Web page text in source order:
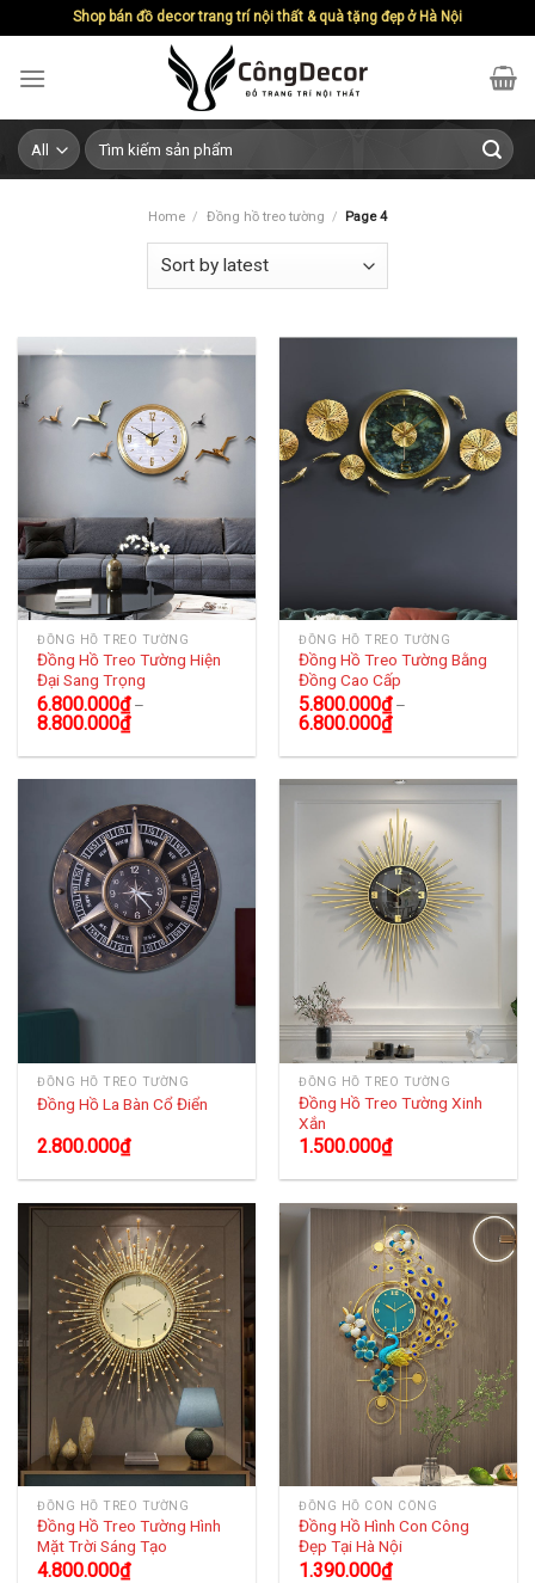
content
Shop bán đồ decor trang trí nội thất & quà tặng đẹp ở Hà Nội
Search
for:
Home / Đồng hồ treo tường / Page 4
ĐỒNG HỒ TREO TƯỜNG
Đồng Hồ Treo Tường Hiện
Đại Sang Trọng
6.800.000₫–
8.800.000₫
ĐỒNG HỒ TREO TƯỜNG
Đồng Hồ Treo Tường Bằng
Đồng Cao Cấp
5.800.000₫–
6.800.000₫
ĐỒNG HỒ TREO TƯỜNG
Đồng Hồ La Bàn Cổ Điển
2.800.000₫
ĐỒNG HỒ TREO TƯỜNG
Đồng Hồ Treo Tường Xinh
Xắn
1.500.000₫
ĐỒNG HỒ TREO TƯỜNG
Đồng Hồ Treo Tường Hình
Mặt Trời Sáng Tạo
4.800.000₫
ĐỒNG HỒ CON CÔNG
Đồng Hồ Hình Con Công
Đẹp Tại Hà Nội
1.390.000₫